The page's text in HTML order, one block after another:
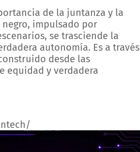
de la juntanza y la
impulsado por
se trasciende la
autonomía. Es a través
desde las
equidad y verdadera